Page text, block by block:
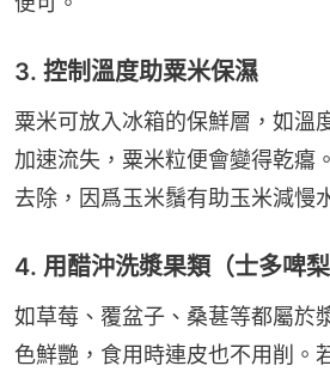
3. 控制溫度助粟米保濕
粟米可放入冰箱的保鮮層，如溫
加速流失，粟米粒便會變得乾癟
去除，因爲玉米鬚有助玉米減慢
4. 用醋沖洗漿果類（士多啤梨
如草莓、覆盆子、桑葚等都屬於
色鮮艷，食用時連皮也不用削。